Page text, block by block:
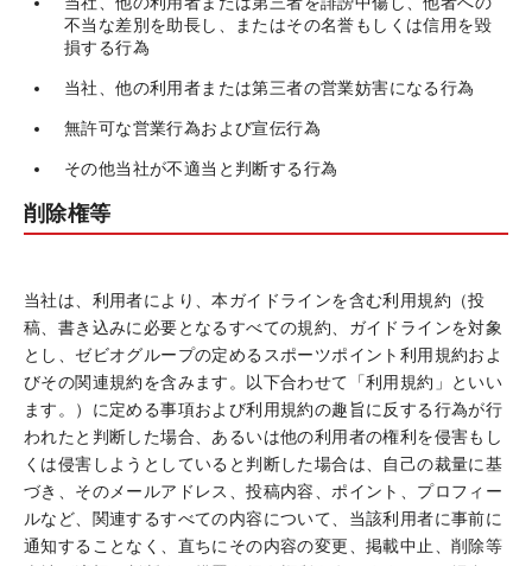
不当な差別を助長し、またはその名誉もしくは信用を毀
損する行為
当社、他の利用者または第三者の営業妨害になる行為
無許可な営業行為および宣伝行為
その他当社が不適当と判断する行為
削除権等
当社は、利用者により、本ガイドラインを含む利用規約（投
稿、書き込みに必要となるすべての規約、ガイドラインを対象
とし、ゼビオグループの定めるスポーツポイント利用規約およ
びその関連規約を含みます。以下合わせて「利用規約」といい
ます。）に定める事項および利用規約の趣旨に反する行為が行
われたと判断した場合、あるいは他の利用者の権利を侵害もし
くは侵害しようとしていると判断した場合は、自己の裁量に基
づき、そのメールアドレス、投稿内容、ポイント、プロフィー
ルなど、関連するすべての内容について、当該利用者に事前に
通知することなく、直ちにその内容の変更、掲載中止、削除等